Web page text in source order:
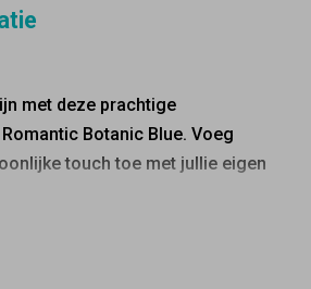
met deze prachtige
Botanic Blue. Voeg
touch toe met jullie eigen